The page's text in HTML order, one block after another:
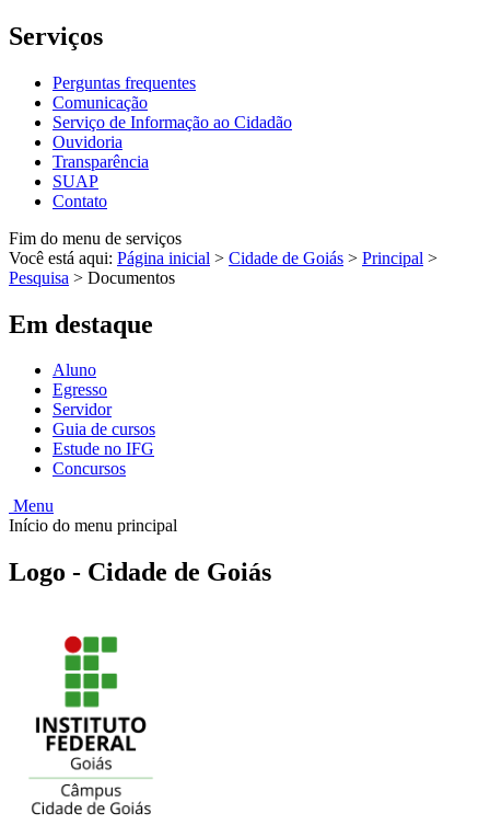
Serviços
Perguntas frequentes
Comunicação
Serviço de Informação ao Cidadão
Ouvidoria
Transparência
SUAP
Contato
Fim do menu de serviços
Você está aqui: Página inicial > Cidade de Goiás > Principal >
Pesquisa > Documentos
Em destaque
Aluno
Egresso
Servidor
Guia de cursos
Estude no IFG
Concursos
Menu
Início do menu principal
Logo - Cidade de Goiás